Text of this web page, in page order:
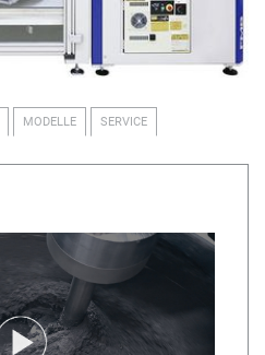
MODELLE
SERVICE